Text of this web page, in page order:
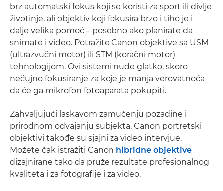
brz automatski fokus koji se koristi za sport ili divlje
životinje, ali objektiv koji fokusira brzo i tiho je i
dalje velika pomoć – posebno ako planirate da
snimate i video. Potražite Canon objektive sa USM
(ultrazvučni motor) ili STM (koračni motor)
tehnologijom. Ovi sistemi nude glatko, skoro
nečujno fokusiranje za koje je manja verovatnoća
da će ga mikrofon fotoaparata pokupiti.
Zahvaljujući laskavom zamućenju pozadine i
prirodnom odvajanju subjekta, Canon portretski
objektivi takođe su sjajni za video intervjue.
Možete čak istražiti Canon hibridne objektive
dizajnirane tako da pruže rezultate profesionalnog
kvaliteta i za fotografije i za video.